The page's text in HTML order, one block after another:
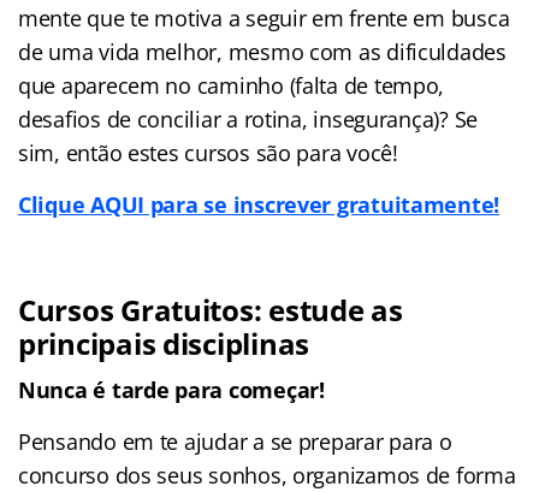
mente que te motiva a seguir em frente em busca
de uma vida melhor, mesmo com as dificuldades
que aparecem no caminho (falta de tempo,
desafios de conciliar a rotina, insegurança)? Se
sim, então estes cursos são para você!
Clique AQUI para se inscrever gratuitamente!
Cursos Gratuitos: estude as
principais disciplinas
Nunca é tarde para começar!
Pensando em te ajudar a se preparar para o
concurso dos seus sonhos, organizamos de forma